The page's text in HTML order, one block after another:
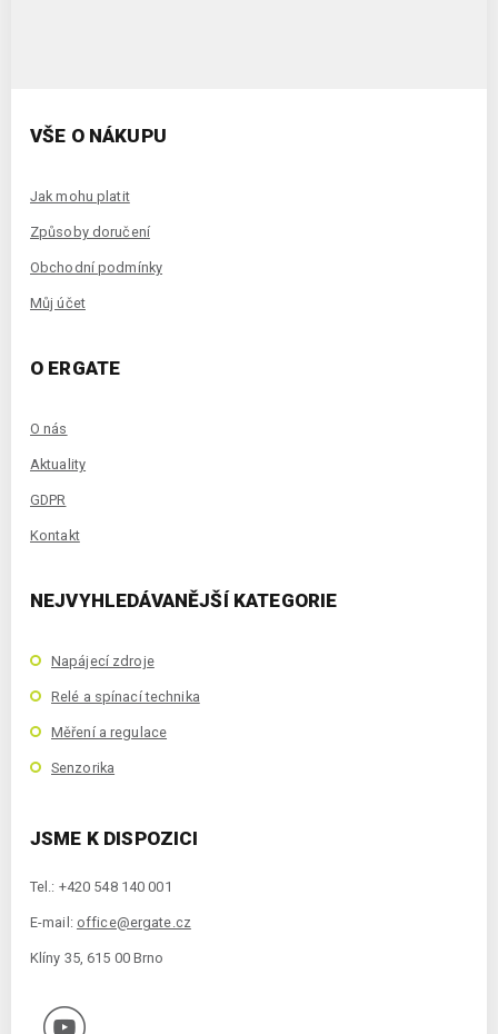
VŠE O NÁKUPU
Jak mohu platit
Způsoby doručení
Obchodní podmínky
Můj účet
O ERGATE
O nás
Aktuality
GDPR
Kontakt
NEJVYHLEDÁVANĚJŠÍ KATEGORIE
Napájecí zdroje
Relé a spínací technika
Měření a regulace
Senzorika
JSME K DISPOZICI
Tel.: +420 548 140 001
E-mail: office@ergate.cz
Klíny 35, 615 00 Brno